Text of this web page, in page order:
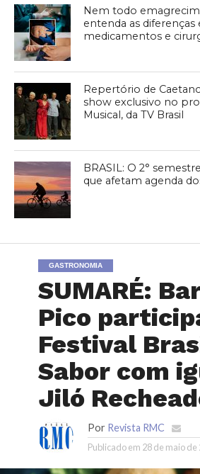
Nem todo
entenda as diferenças
medicamentos e
Repertório de
show exclusivo no
Musical, da TV Brasil
BRASIL: O 2°
que afetam agenda
GASTRONOMIA
SUMARÉ:
Pico
Festival
Sabor com
Jiló
Por Revista RMC
Publicado em 28 de maio de